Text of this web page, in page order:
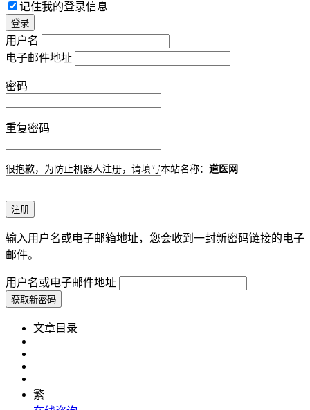
记住我的登录信息
用户名
电子邮件地址
密码
重复密码
很抱歉，为防止机器人注册，请填写本站名称： 道医网
输入用户名或电子邮箱地址，您会收到一封新密码链接的电子
邮件。
用户名或电子邮件地址
文章目录
繁